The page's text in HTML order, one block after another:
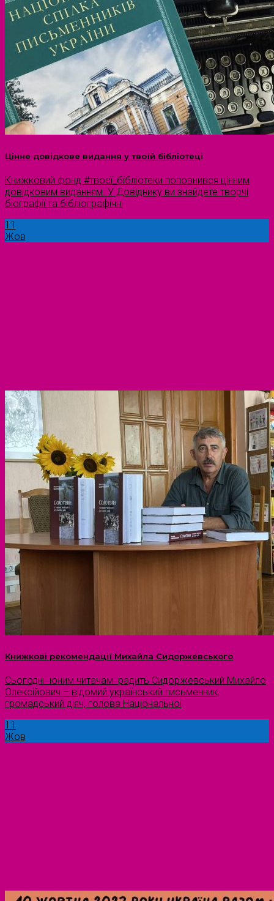
Цінне довідкове видання у твоїй бібліотеці
Книжковий фонд #твоєї_бібліотеки поповнився цінним
довідковим виданням. У Довіднику ви знайдете творчі
біографії та бібліографічні
11
Жов
Книжкові рекомендації Михайла Сидоржевського
Сьогодні юним читачам радить Сидоржевський Михайло
Олексійович – відомий український письменник,
громадський діяч, голова Національної
11
Жов